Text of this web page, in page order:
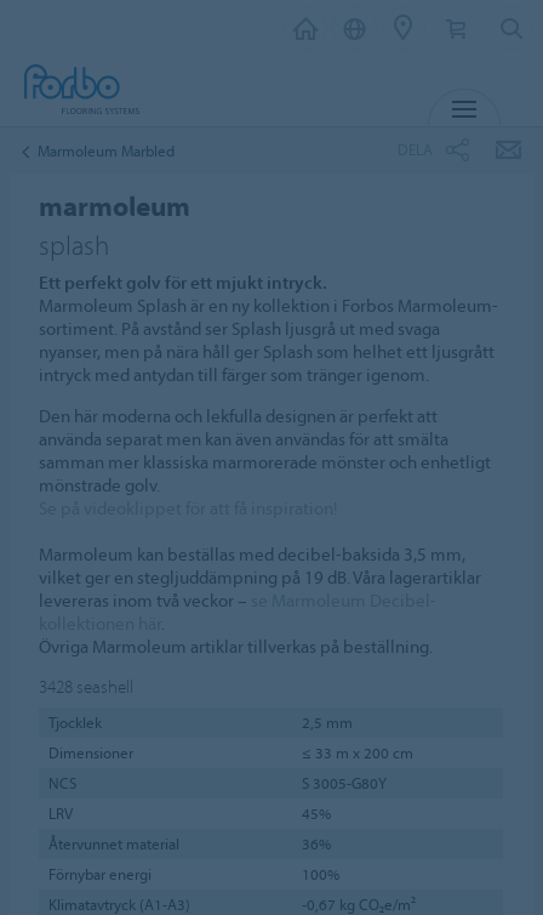
Marmoleum Marbled
marmoleum
splash
Ett perfekt golv för ett mjukt intryck.
Marmoleum Splash är en ny kollektion i Forbos Marmoleum-
sortiment. På avstånd ser Splash ljusgrå ut med svaga
nyanser, men på nära håll ger Splash som helhet ett ljusgrått
intryck med antydan till färger som tränger igenom.
Den här moderna och lekfulla designen är perfekt att
använda separat men kan även användas för att smälta
samman mer klassiska marmorerade mönster och enhetligt
mönstrade golv.
Marmoleum kan beställas med decibel-baksida 3,5 mm,
vilket ger en stegljuddämpning på 19 dB. Våra lagerartiklar
levereras inom två veckor –
.
Övriga Marmoleum artiklar tillverkas på beställning.
3428 seashell
Tjocklek
2,5 mm
Dimensioner
≤ 33 m x 200 cm
NCS
S 3005-G80Y
LRV
45%
Återvunnet material
36%
Förnybar energi
100%
Klimatavtryck (A1-A3)
-0,67 kg CO₂e/m²